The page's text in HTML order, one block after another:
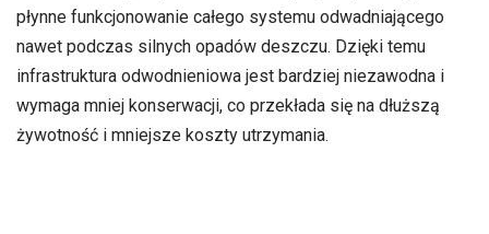
płynne funkcjonowanie całego systemu odwadniającego
nawet podczas silnych opadów deszczu. Dzięki temu
infrastruktura odwodnieniowa jest bardziej niezawodna i
wymaga mniej konserwacji, co przekłada się na dłuższą
żywotność i mniejsze koszty utrzymania.